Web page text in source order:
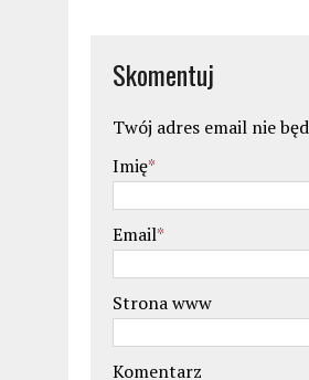
Skomentuj
Twój adres email nie
Imię*
Email*
Strona www
Komentarz